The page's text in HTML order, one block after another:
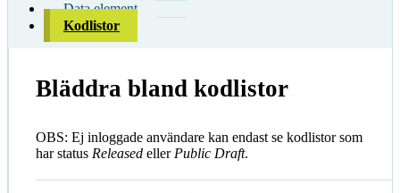
Data element
Kodlistor
Bläddra bland kodlistor
OBS: Ej inloggade användare kan endast se kodlistor som
har status Released eller Public Draft.